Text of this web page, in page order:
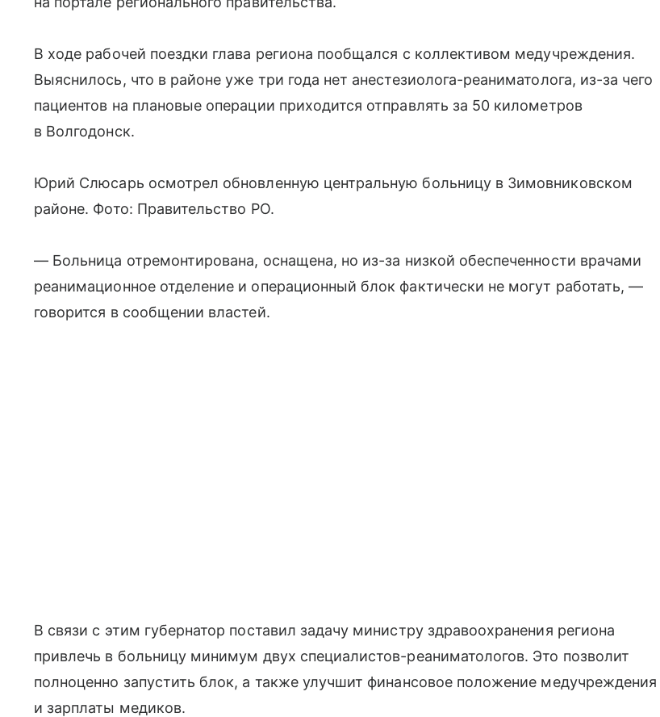
В ходе рабочей поездки глава региона пообщался с коллективом медучреждения.
Выяснилось, что в районе уже три года нет анестезиолога-реаниматолога, из-за чего
пациентов на плановые операции приходится отправлять за 50 километров
в Волгодонск.
Юрий Слюсарь осмотрел обновленную центральную больницу в Зимовниковском
районе. Фото: Правительство РО.
— Больница отремонтирована, оснащена, но из-за низкой обеспеченности врачами
реанимационное отделение и операционный блок фактически не могут работать, —
говорится в сообщении властей.
В связи с этим губернатор поставил задачу министру здравоохранения региона
привлечь в больницу минимум двух специалистов-реаниматологов. Это позволит
полноценно запустить блок, а также улучшит финансовое положение медучреждения
и зарплаты медиков.